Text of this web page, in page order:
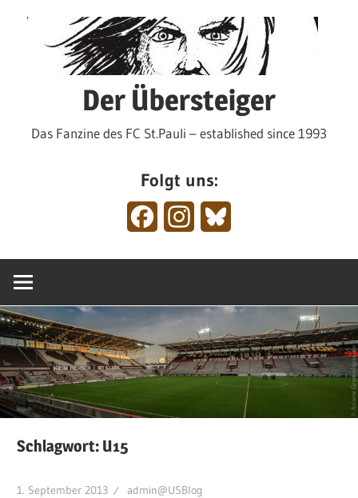
Der Übersteiger
Das Fanzine des FC St.Pauli – established since 1993
Folgt uns:
FacebookInstagram
Schlagwort: U15
1. September 2013 admin@USBlog